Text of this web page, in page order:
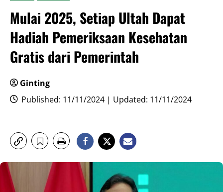
Mulai 2025, Setiap Ultah Dapat
Hadiah Pemeriksaan Kesehatan
Gratis dari Pemerintah
Ginting
Published: 11/11/2024 | Updated: 11/11/2024